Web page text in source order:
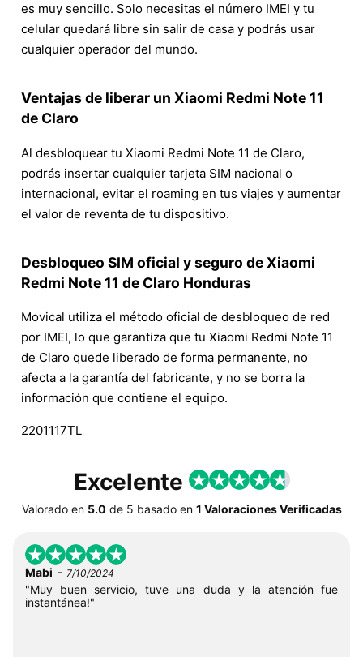
es muy sencillo. Solo necesitas el número IMEI y tu
celular quedará libre sin salir de casa y podrás usar
cualquier operador del mundo.
Ventajas de liberar un Xiaomi Redmi Note 11
de Claro
Al desbloquear tu Xiaomi Redmi Note 11 de Claro,
podrás insertar cualquier tarjeta SIM nacional o
internacional, evitar el roaming en tus viajes y aumentar
el valor de reventa de tu dispositivo.
Desbloqueo SIM oficial y seguro de Xiaomi
Redmi Note 11 de Claro Honduras
Movical utiliza el método oficial de desbloqueo de red
por IMEI, lo que garantiza que tu Xiaomi Redmi Note 11
de Claro quede liberado de forma permanente, no
afecta a la garantía del fabricante, y no se borra la
información que contiene el equipo.
2201117TL
Excelente
Valorado en 5.0 de 5 basado en 1 Valoraciones Verificadas
Mabi - 7/10/2024
"Muy buen servicio, tuve una duda y la atención fue
instantánea!"